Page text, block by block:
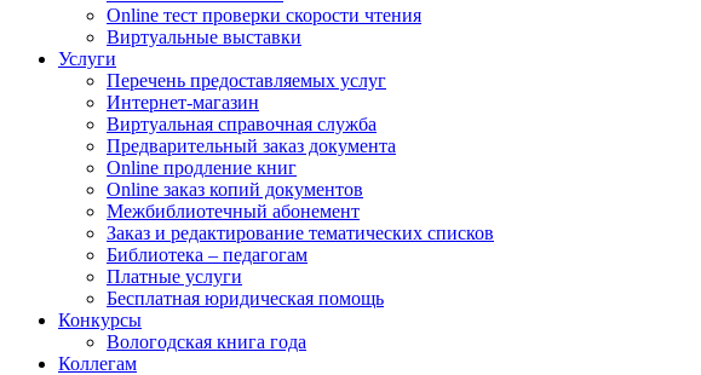
Online тест проверки скорости чтения
Виртуальные выставки
Услуги
Перечень предоставляемых услуг
Интернет-магазин
Виртуальная справочная служба
Предварительный заказ документа
Online продление книг
Online заказ копий документов
Межбиблиотечный абонемент
Заказ и редактирование тематических списков
Библиотека – педагогам
Платные услуги
Бесплатная юридическая помощь
Конкурсы
Вологодская книга года
Коллегам